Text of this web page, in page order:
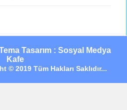
Tasarım : Sosyal Medya
Kafe
© 2019 Tüm Hakları Saklıdır...